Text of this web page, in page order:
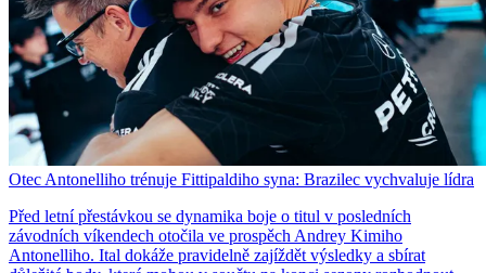
Otec Antonelliho trénuje Fittipaldiho syna: Brazilec vychvaluje lídra
Před letní přestávkou se dynamika boje o titul v posledních
závodních víkendech otočila ve prospěch Andrey Kimiho
Antonelliho. Ital dokáže pravidelně zajíždět výsledky a sbírat